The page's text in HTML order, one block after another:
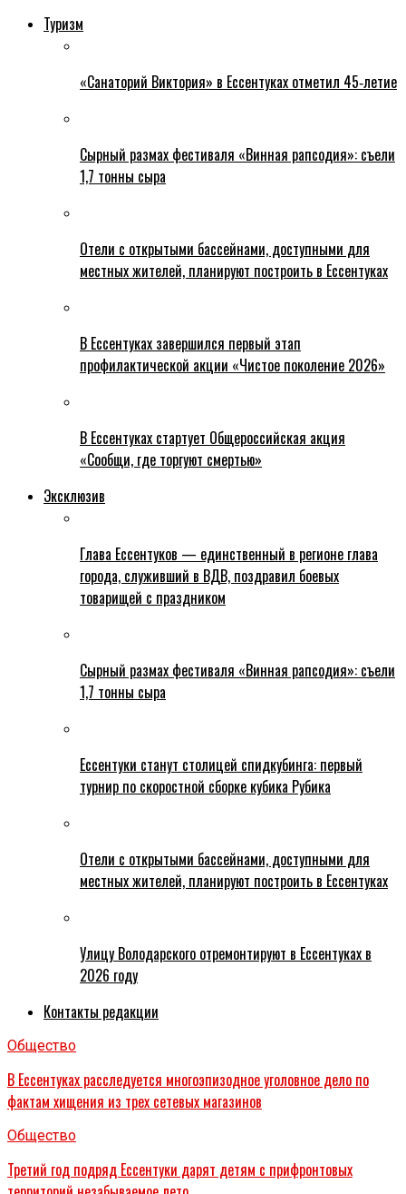
Туризм
«Санаторий Виктория» в Ессентуках отметил 45‑летие
Сырный размах фестиваля «Винная рапсодия»: съели
1,7 тонны сыра
Отели с открытыми бассейнами, доступными для
местных жителей, планируют построить в Ессентуках
В Ессентуках завершился первый этап
профилактической акции «Чистое поколение 2026»
В Ессентуках стартует Общероссийская акция
«Сообщи, где торгуют смертью»
Эксклюзив
Глава Ессентуков — единственный в регионе глава
города, служивший в ВДВ, поздравил боевых
товарищей с праздником
Сырный размах фестиваля «Винная рапсодия»: съели
1,7 тонны сыра
Ессентуки станут столицей спидкубинга: первый
турнир по скоростной сборке кубика Рубика
Отели с открытыми бассейнами, доступными для
местных жителей, планируют построить в Ессентуках
Улицу Володарского отремонтируют в Ессентуках в
2026 году
Контакты редакции
Общество
В Ессентуках расследуется многоэпизодное уголовное дело по
фактам хищения из трех сетевых магазинов
Общество
Третий год подряд Ессентуки дарят детям с прифронтовых